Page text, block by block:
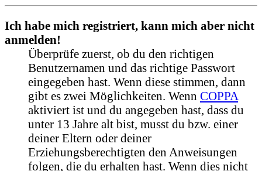
Ich habe mich registriert, kann mich aber nicht
anmelden!
Überprüfe zuerst, ob du den richtigen
Benutzernamen und das richtige Passwort
eingegeben hast. Wenn diese stimmen, dann
gibt es zwei Möglichkeiten. Wenn COPPA
aktiviert ist und du angegeben hast, dass du
unter 13 Jahre alt bist, musst du bzw. einer
deiner Eltern oder deiner
Erziehungsberechtigten den Anweisungen
folgen, die du erhalten hast. Wenn dies nicht